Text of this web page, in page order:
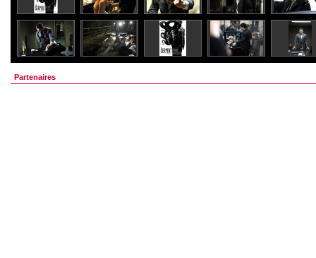
Partenaires